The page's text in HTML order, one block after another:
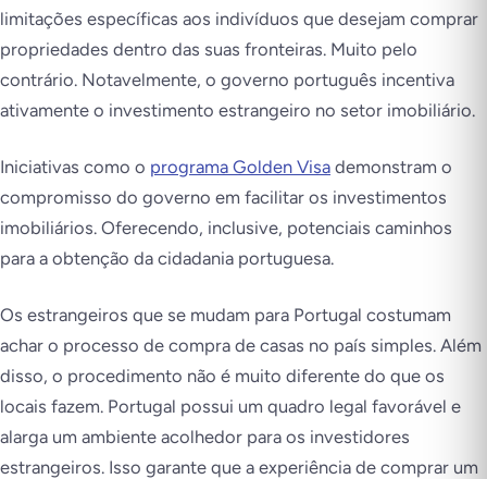
limitações específicas aos indivíduos que desejam comprar
propriedades dentro das suas fronteiras. Muito pelo
contrário. Notavelmente, o governo português incentiva
ativamente o investimento estrangeiro no setor imobiliário.
Iniciativas como o programa Golden Visa demonstram o
compromisso do governo em facilitar os investimentos
imobiliários. Oferecendo, inclusive, potenciais caminhos
para a obtenção da cidadania portuguesa.
Os estrangeiros que se mudam para Portugal costumam
achar o processo de compra de casas no país simples. Além
disso, o procedimento não é muito diferente do que os
locais fazem. Portugal possui um quadro legal favorável e
alarga um ambiente acolhedor para os investidores
estrangeiros. Isso garante que a experiência de comprar um